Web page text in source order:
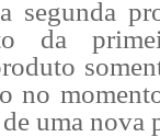
segunda
da
no
uma nova